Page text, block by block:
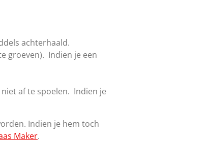
achterhaald.
groeven). Indien je een
af te spoelen. Indien je
Indien je hem toch
Maker.